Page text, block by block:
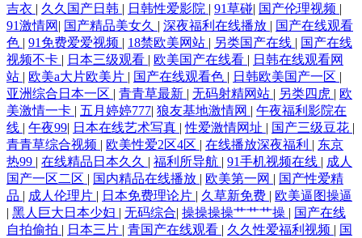
吉衣 | 久久国产日韩 | 日韩性爱影院 | 91草碰| 国产伦理视频 |
91激情网 | 国产精品美女久 | 深夜福利在线播放 | 国产在线观看
色 | 91免费爱爱视频 | 18禁欧美网站 | 另类国产在线 | 国产在线
视频不卡 | 日本三级观看 | 欧美国产在线看 | 日韩在线观看网
站 | 欧美a大片欧美片 | 国产在线观看色 | 日韩欧美国产一区 |
亚洲综合日本一区 | 青青草最新 | 无码射精网站 | 另类四虎 | 欧
美激情一卡 | 五月婷婷777| 狼友基地激情网 | 午夜福利影院在
线 | 午夜99| 日本在线艺术写真 |性爱激情网址 | 国产三级豆花 |
青青草综合视频 | 欧美性爱2区4区 | 在线播放深夜福利 | 东京
热99 | 在线精品日本久久 | 福利所导航 | 91手机视频在线 | 成人
国产一区二区 | 国内精品在线播放 | 欧美第一网 | 国产性爱精
品 | 成人伦理片 | 日本免费理论片 | 久草新免费 | 欧美逼图操逼
| 黑人巨大日本少妇 | 无码综合| 操操操操艹艹艹操 | 国产在线
自拍偷拍 | 日本三片 | 青国产在线观看 | 久久性爱福利视频 | 国